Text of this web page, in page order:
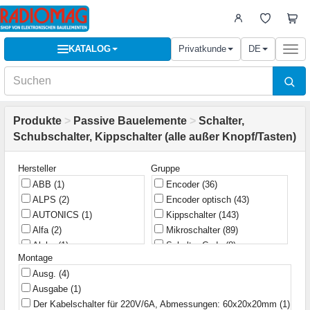
KATALOG Privatkunde DE
Produkte > Passive Bauelemente > Schalter,
Schubschalter, Kippschalter (alle außer Knopf/Tasten)
Hersteller
ABB (1)
ALPS (2)
AUTONICS (1)
Alfa (2)
Alpha(1)
Alps Alpine
Arcoelectric
Arcolectric(3)
BEWIN(2)
Gruppe
Encoder (36)
Encoder optisch (43)
Kippschalter (143)
Mikroschalter (89)
Schalter Code(8)
Schalter Typ Dip-Switch(56)
Montage
Ausg. (4)
Ausgabe (1)
Der Kabelschalter für 220V/6A, Abmessungen: 60x20x20mm (1)